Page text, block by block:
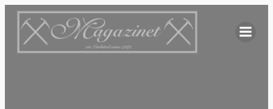
Hoppa
innehåll